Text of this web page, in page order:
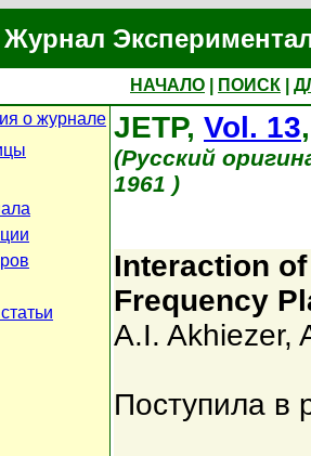
Журнал
НАЧАЛО ПОИСК
о журнале JETP, Vol. 13
(Русский
1961 )
Interaction
Frequency
A.I. Akhiezer,
Поступила в